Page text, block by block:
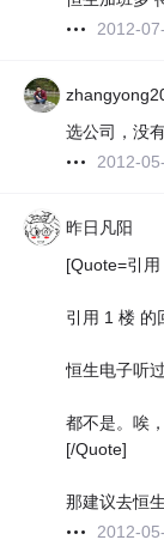
2012-
选公司，没
2012-
昨日凡阳
[Quote=引
引用 1 楼 的
恒生电子听
都不是。唉
[/Quote]
那建议去恒
2012-